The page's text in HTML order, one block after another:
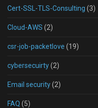
Cert-SSL-TLS-Consulting (3)
Cloud-AWS (2)
csr-job-packetlove (19)
cybersecuirty(2)
Email security(2)
FAQ (5)